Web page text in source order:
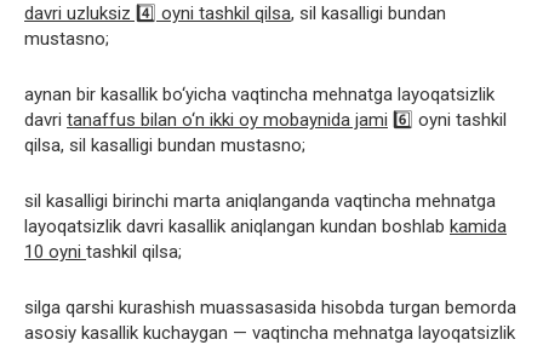
davri uzluksiz 4️⃣ oyni tashkil qilsa, sil kasalligi bundan
mustasno;
aynan bir kasallik bo‘yicha vaqtincha mehnatga layoqatsizlik
davri tanaffus bilan o‘n ikki oy mobaynida jami 6️⃣ oyni tashkil
qilsa, sil kasalligi bundan mustasno;
sil kasalligi birinchi marta aniqlanganda vaqtincha mehnatga
layoqatsizlik davri kasallik aniqlangan kundan boshlab kamida
10 oyni tashkil qilsa;
silga qarshi kurashish muassasasida hisobda turgan bemorda
asosiy kasallik kuchaygan — vaqtincha mehnatga layoqatsizlik